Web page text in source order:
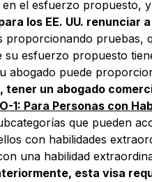
el esfuerzo propuesto, y
los EE. UU.
pruebas,
su esfuerzo propuesto
abogado puede
un abogado
1: Para Personas con
que pueden
con habilidades
una habilidad
esta visa